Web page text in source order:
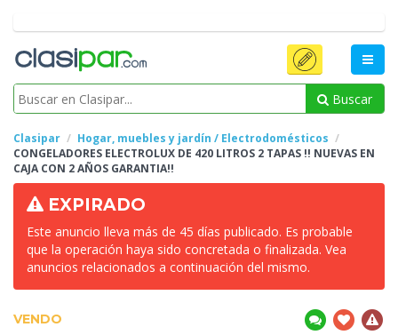
Buscar
Clasipar
Hogar, muebles y jardín / Electrodomésticos
CONGELADORES ELECTROLUX DE 420 LITROS 2 TAPAS !! NUEVAS EN
CAJA CON 2 AÑOS GARANTIA!!
EXPIRADO
Este anuncio lleva más de 45 días publicado. Es probable
que la operación haya sido concretada o finalizada. Vea
anuncios relacionados a continuación del mismo.
VENDO